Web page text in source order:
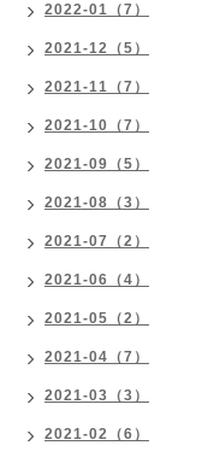
2022-01（7）
2021-12（5）
2021-11（7）
2021-10（7）
2021-09（5）
2021-08（3）
2021-07（2）
2021-06（4）
2021-05（2）
2021-04（7）
2021-03（3）
2021-02（6）